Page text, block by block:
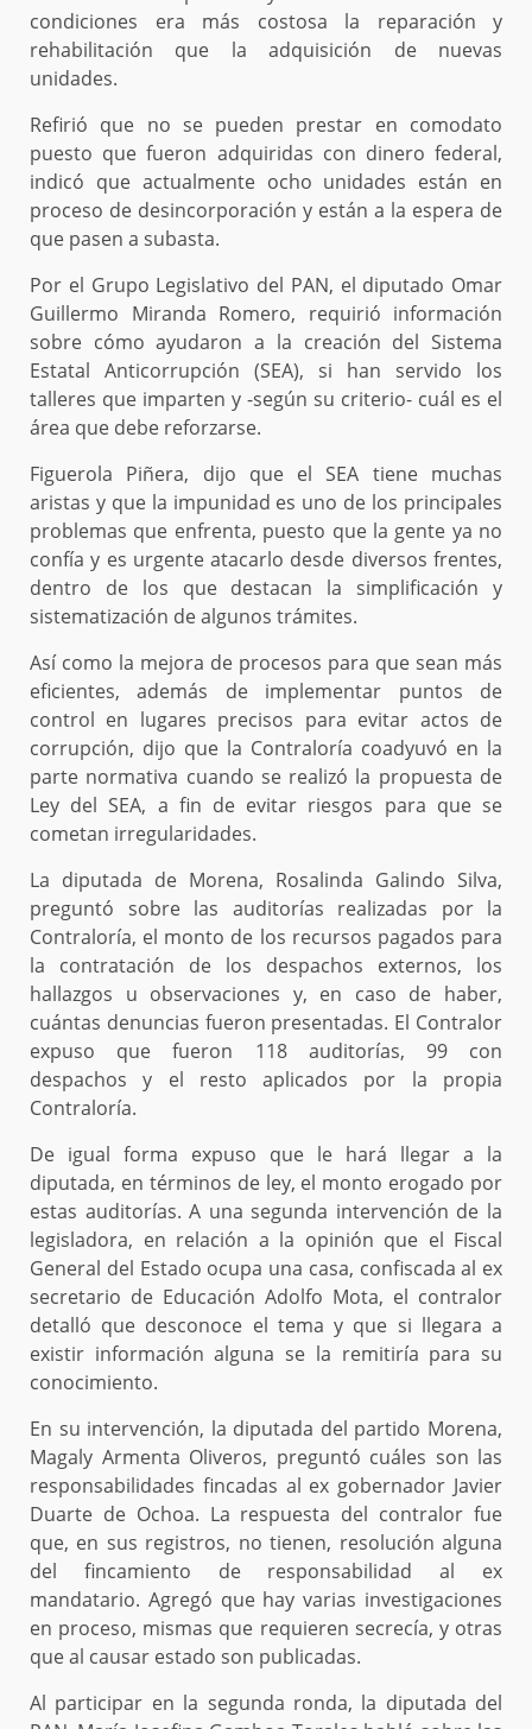
condiciones era más costosa la reparación y
rehabilitación que la adquisición de nuevas
unidades.
Refirió que no se pueden prestar en comodato
puesto que fueron adquiridas con dinero federal,
indicó que actualmente ocho unidades están en
proceso de desincorporación y están a la espera de
que pasen a subasta.
Por el Grupo Legislativo del PAN, el diputado Omar
Guillermo Miranda Romero, requirió información
sobre cómo ayudaron a la creación del Sistema
Estatal Anticorrupción (SEA), si han servido los
talleres que imparten y -según su criterio- cuál es el
área que debe reforzarse.
Figuerola Piñera, dijo que el SEA tiene muchas
aristas y que la impunidad es uno de los principales
problemas que enfrenta, puesto que la gente ya no
confía y es urgente atacarlo desde diversos frentes,
dentro de los que destacan la simplificación y
sistematización de algunos trámites.
Así como la mejora de procesos para que sean más
eficientes, además de implementar puntos de
control en lugares precisos para evitar actos de
corrupción, dijo que la Contraloría coadyuvó en la
parte normativa cuando se realizó la propuesta de
Ley del SEA, a fin de evitar riesgos para que se
cometan irregularidades.
La diputada de Morena, Rosalinda Galindo Silva,
preguntó sobre las auditorías realizadas por la
Contraloría, el monto de los recursos pagados para
la contratación de los despachos externos, los
hallazgos u observaciones y, en caso de haber,
cuántas denuncias fueron presentadas. El Contralor
expuso que fueron 118 auditorías, 99 con
despachos y el resto aplicados por la propia
Contraloría.
De igual forma expuso que le hará llegar a la
diputada, en términos de ley, el monto erogado por
estas auditorías. A una segunda intervención de la
legisladora, en relación a la opinión que el Fiscal
General del Estado ocupa una casa, confiscada al ex
secretario de Educación Adolfo Mota, el contralor
detalló que desconoce el tema y que si llegara a
existir información alguna se la remitiría para su
conocimiento.
En su intervención, la diputada del partido Morena,
Magaly Armenta Oliveros, preguntó cuáles son las
responsabilidades fincadas al ex gobernador Javier
Duarte de Ochoa. La respuesta del contralor fue
que, en sus registros, no tienen, resolución alguna
del fincamiento de responsabilidad al ex
mandatario. Agregó que hay varias investigaciones
en proceso, mismas que requieren secrecía, y otras
que al causar estado son publicadas.
Al participar en la segunda ronda, la diputada del